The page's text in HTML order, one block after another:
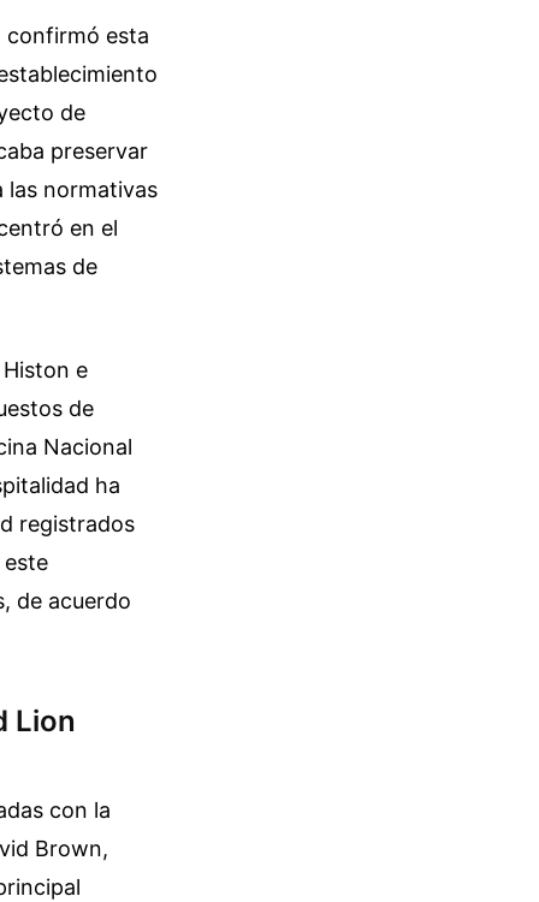
confirmó esta
de
preservar
las normativas
en el
de
e
de
Nacional
ha
registrados
este
de acuerdo
Lion
con la
Brown,